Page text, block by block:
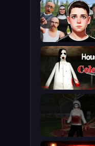
Schoolboy Escape: Runaway
House of
Jeff the Killer: Horrendous Smile